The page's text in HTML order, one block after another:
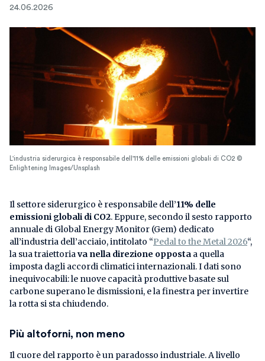
24.06.2026
L'industria siderurgica è responsabile dell'11% delle emissioni globali di CO2 ©
Enlightening Images/Unsplash
Il settore siderurgico è responsabile dell’11% delle
emissioni globali di CO2. Eppure, secondo il sesto rapporto
annuale di Global Energy Monitor (Gem) dedicato
all’industria dell’acciaio, intitolato “Pedal to the Metal 2026“,
la sua traiettoriava nella direzione opposta a quella
imposta dagli accordi climatici internazionali. I dati sono
inequivocabili: le nuove capacità produttive basate sul
carbone superano le dismissioni, e la finestra per invertire
la rotta si sta chiudendo.
Più altoforni, non meno
Il cuore del rapporto è un paradosso industriale. A livello